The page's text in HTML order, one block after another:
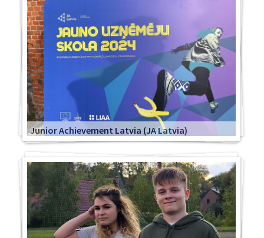
Junior Achievement Latvia (JA Latvia)